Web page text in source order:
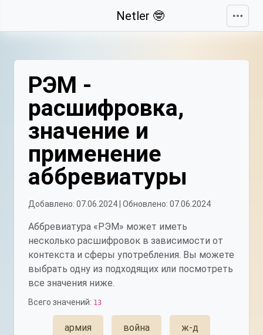
Netler 🤓
РЭМ -
расшифровка,
значение и
применение
аббревиатуры
Добавлено: 07.06.2024 | Обновлено: 07.06.2024
Аббревиатура «РЭМ» может иметь
несколько расшифровок в зависимости от
контекста и сферы употребления. Вы можете
выбрать одну из подходящих или посмотреть
все значения ниже.
Всего значений: 13
армия война ж-д